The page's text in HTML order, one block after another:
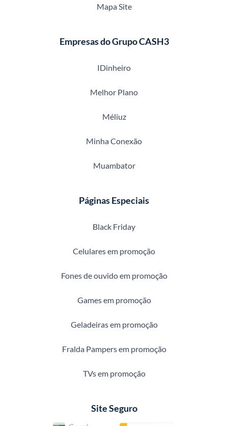
Mapa Site
Empresas do Grupo CASH3
IDinheiro
Melhor Plano
Méliuz
Minha Conexão
Muambator
Páginas Especiais
Black Friday
Celulares em promoção
Fones de ouvido em promoção
Games em promoção
Geladeiras em promoção
Fralda Pampers em promoção
TVs em promoção
Site Seguro